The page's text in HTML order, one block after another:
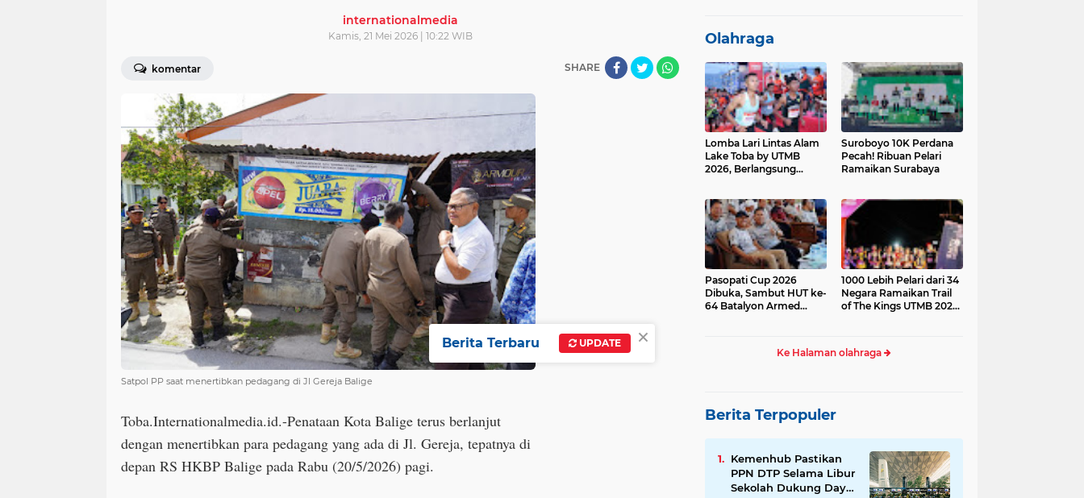
internationalmedia
Kamis, 21 Mei 2026 | 10:22 WIB
komentar SHARE
Satpol PP saat menertibkan pedagang di Jl Gereja Balige
Toba.Internationalmedia.id.-Penataan Kota Balige terus berlanjut
dengan menertibkan para pedagang yang ada di Jl. Gereja, tepatnya di
depan RS HKBP Balige pada Rabu (20/5/2026) pagi.
Olahraga
Lomba Lari Lintas Alam
Lake Toba by UTMB
2026, Berlangsung
Suroboyo 10K Perdana
Pecah! Ribuan Pelari
Ramaikan Surabaya
Pasopati Cup 2026
Dibuka, Sambut HUT ke-
64 Batalyon Armed
1000 Lebih Pelari dari 34
Negara Ramaikan Trail
of The Kings UTMB 2026
Ke Halaman olahraga
Berita Terpopuler
Kemenhub Pastikan
PPN DTP Selama Libur
Sekolah Dukung Daya
×
Berita Terbaru UPDATE